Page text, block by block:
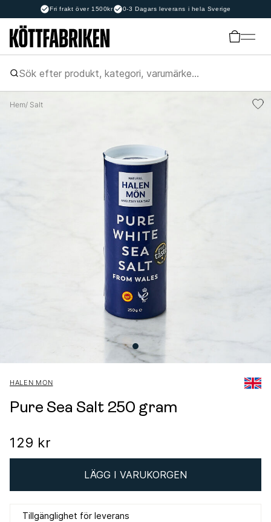
Fri frakt över 1500kr 0-3 Dagars leverans i hela Sverige
Hem/ Salt
HALEN MON
Pure Sea Salt 250 gram
129 kr
LÄGG I VARUKORGEN
Tillgänglighet för leverans